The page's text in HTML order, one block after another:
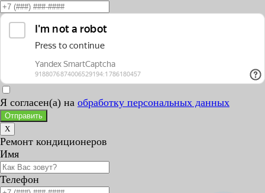
Я согласен(а) на обработку персональных данных
Отправить
X
Ремонт кондиционеров
Имя
Телефон